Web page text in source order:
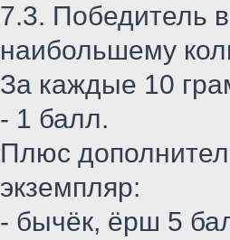
7.3. Победитель
наибольшему
За каждые 10
- 1 балл.
Плюс
экземпляр:
- бычёк, ёрш 5